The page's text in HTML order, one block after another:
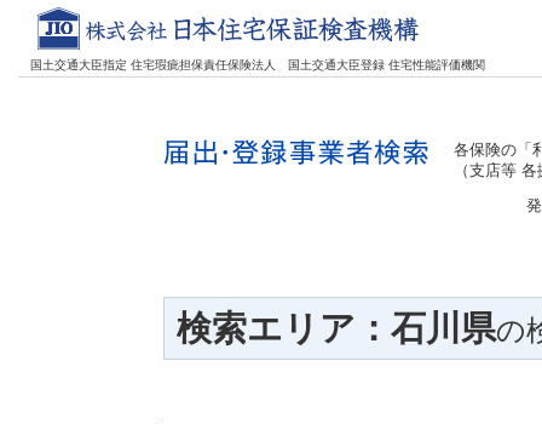
国土交通大臣指定 住宅瑕疵担保責任保険法人 国土交通大臣登録 住宅性能評価機関
各保険の「
（支店等
検索エリア：石川県の